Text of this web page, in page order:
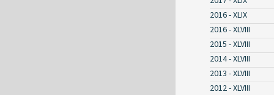
2016 - XLIX
2016 - XLVIII
2015 - XLVIII
2014 - XLVIII
2013 - XLVIII
2012 - XLVIII